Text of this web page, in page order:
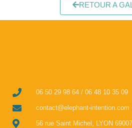
RETOUR A
06 50 29 98 64 / 06 48 10 35 09
contact@elephant-intention.com
56 rue Saint Michel, LYON